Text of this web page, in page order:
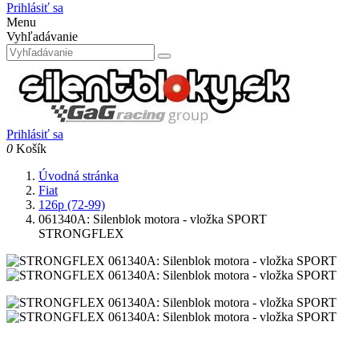
Prihlásiť sa
Menu
Vyhľadávanie
Prihlásiť sa
0 Košík
Úvodná stránka
Fiat
126p (72-99)
061340A: Silenblok motora - vložka SPORT
STRONGFLEX